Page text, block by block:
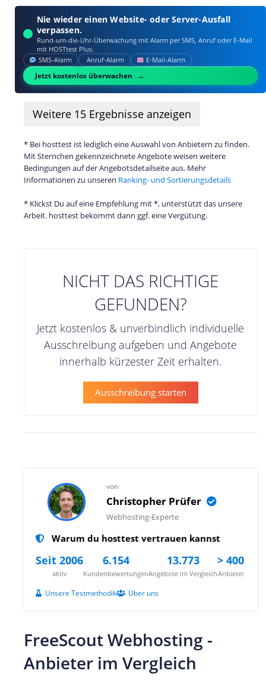
Nie wieder einen Website- oder Server-Ausfall
verpassen.
Rund-um-die-Uhr-Überwachung mit Alarm per SMS, Anruf oder E‑Mail
mit HOSTtest Plus.
SMS‑Alarm Anruf‑Alarm E‑Mail‑Alarm
Jetzt kostenlos überwachen
Weitere 15 Ergebnisse anzeigen
* Bei hosttest ist lediglich eine Auswahl von Anbietern zu finden.
Mit Sternchen gekennzeichnete Angebote weisen weitere
Bedingungen auf der Angebotsdetailseite aus. Mehr
Informationen zu unseren Ranking- und Sortierungsdetails
* Klickst Du auf eine Empfehlung mit *, unterstützt das unsere
Arbeit. hosttest bekommt dann ggf. eine Vergütung.
NICHT DAS RICHTIGE
GEFUNDEN?
Jetzt kostenlos & unverbindlich individuelle
Ausschreibung aufgeben und Angebote
innerhalb kürzester Zeit erhalten.
Ausschreibung starten
von
Christopher Prüfer
Webhosting-Experte
Warum du hosttest vertrauen kannst
Seit 2006
aktiv
6.154
Kundenbewertungen
13.773
Angebote im Vergleich
> 400
Anbieter
Unsere Testmethodik Über uns
FreeScout Webhosting -
Anbieter im Vergleich